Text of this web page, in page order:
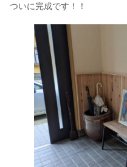
ついに完成です！！